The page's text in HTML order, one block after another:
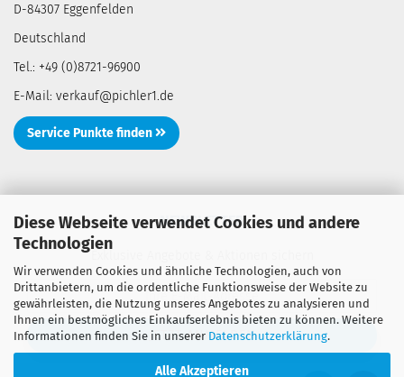
Diese Webseite verwendet Cookies und andere
Technologien
Wir verwenden Cookies und ähnliche Technologien, auch von
Drittanbietern, um die ordentliche Funktionsweise der Website zu
gewährleisten, die Nutzung unseres Angebotes zu analysieren und
Ihnen ein bestmögliches Einkaufserlebnis bieten zu können. Weitere
Informationen finden Sie in unserer Datenschutzerklärung.
Alle Akzeptieren
D-84307 Eggenfelden
Deutschland
Tel.: +49 (0)8721-96900
E-Mail: verkauf@pichler1.de
Service Punkte finden
NEWSLETTER